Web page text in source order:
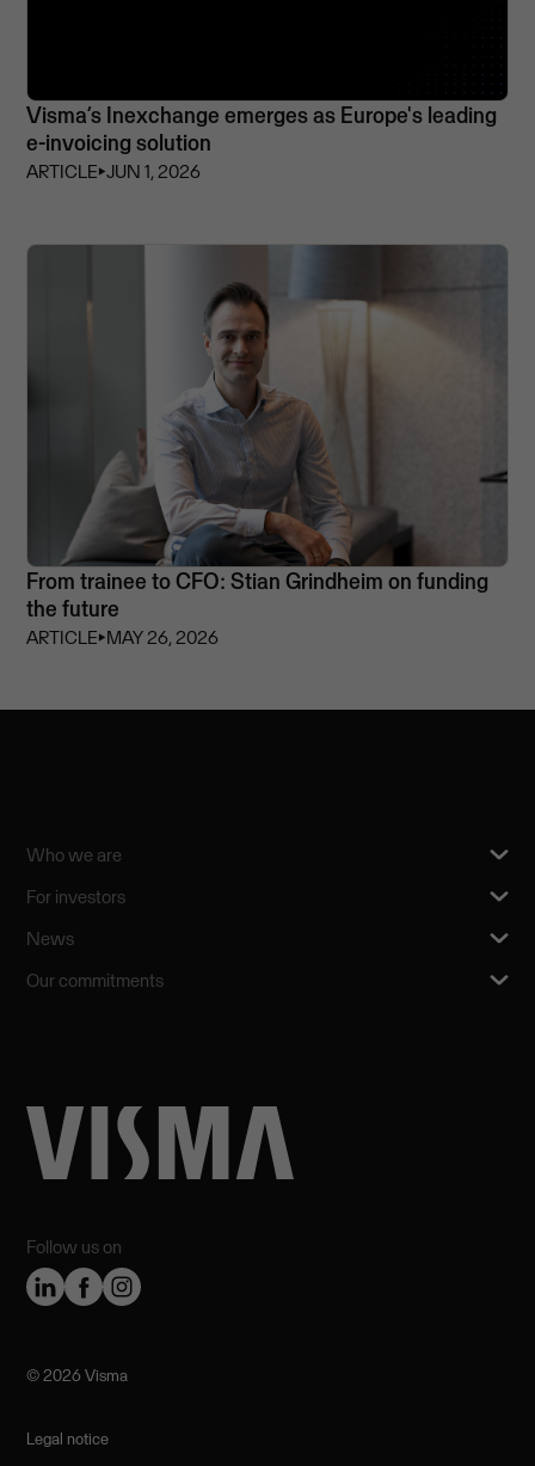
Visma’s Inexchange emerges as Europe's leading
e-invoicing solution
ARTICLE⏵JUN 1, 2026
From trainee to CFO: Stian Grindheim on funding
the future
ARTICLE⏵MAY 26, 2026
Follow us on
Who we are
For investors
News
Our commitments
©️ 2026 Visma
Legal notice